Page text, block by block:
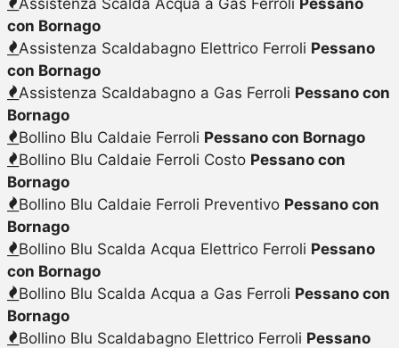
con Bornago
Assistenza Scaldabagno Elettrico Ferroli Pessano
con Bornago
Assistenza Scaldabagno a Gas Ferroli Pessano con
Bornago
Bollino Blu Caldaie Ferroli Pessano con Bornago
Bollino Blu Caldaie Ferroli Costo Pessano con
Bornago
Bollino Blu Caldaie Ferroli Preventivo Pessano con
Bornago
Bollino Blu Scalda Acqua Elettrico Ferroli Pessano
con Bornago
Bollino Blu Scalda Acqua a Gas Ferroli Pessano con
Bornago
Bollino Blu Scaldabagno Elettrico Ferroli Pessano